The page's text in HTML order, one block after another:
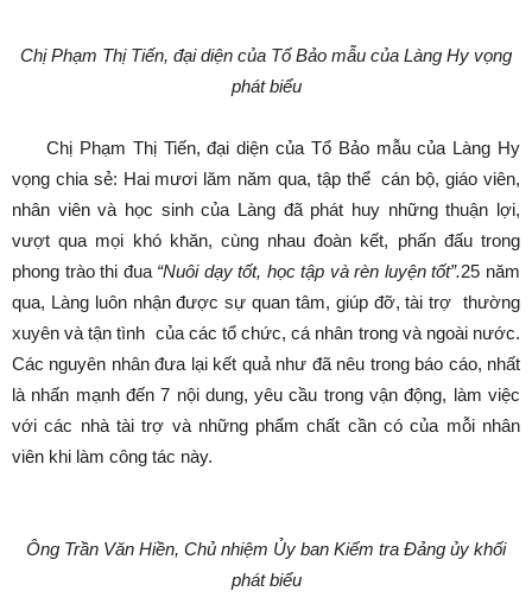
Chị Phạm Thị Tiến, đại diện của Tổ Bảo mẫu của Làng Hy vọng
phát biểu
Chị Phạm Thị Tiến, đại diện của Tổ Bảo mẫu của Làng Hy
vọng chia sẻ: Hai mươi lăm năm qua, tập thể cán bộ, giáo viên,
nhân viên và học sinh của Làng đã phát huy những thuận lợi,
vượt qua mọi khó khăn, cùng nhau đoàn kết, phấn đấu trong
phong trào thi đua “Nuôi dạy tốt, học tập và rèn luyện tốt”.25 năm
qua, Làng luôn nhận được sự quan tâm, giúp đỡ, tài trợ thường
xuyên và tận tình của các tổ chức, cá nhân trong và ngoài nước.
Các nguyên nhân đưa lại kết quả như đã nêu trong báo cáo, nhất
là nhấn mạnh đến 7 nội dung, yêu cầu trong vận động, làm việc
với các nhà tài trợ và những phẩm chất cần có của mỗi nhân
viên khi làm công tác này.
Ông Trần Văn Hiền, Chủ nhiệm Ủy ban Kiểm tra Đảng ủy khối
phát biểu